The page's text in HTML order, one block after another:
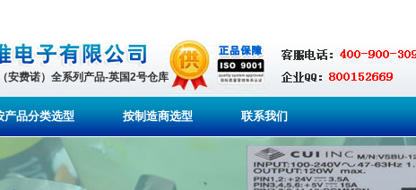
安费诺）全系列产品-英国2号仓库
产品分类选型 按制造商选型 联系我们